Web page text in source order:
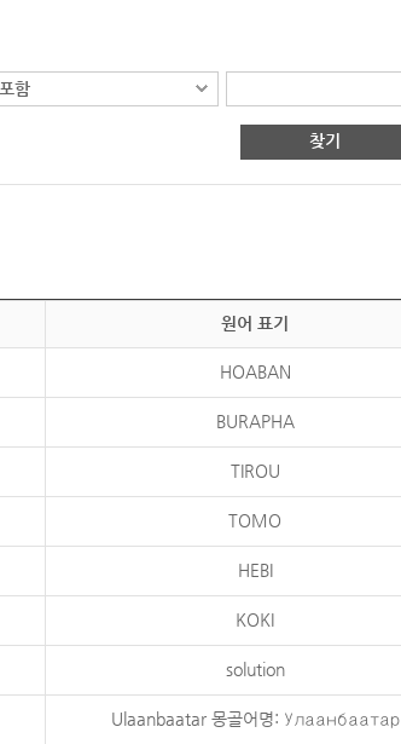
찾기
원어 표기
HOABAN
BURAPHA
TIROU
TOMO
HEBI
KOKI
solution
Ulaanbaatar 몽골어명: Улаанбаатар